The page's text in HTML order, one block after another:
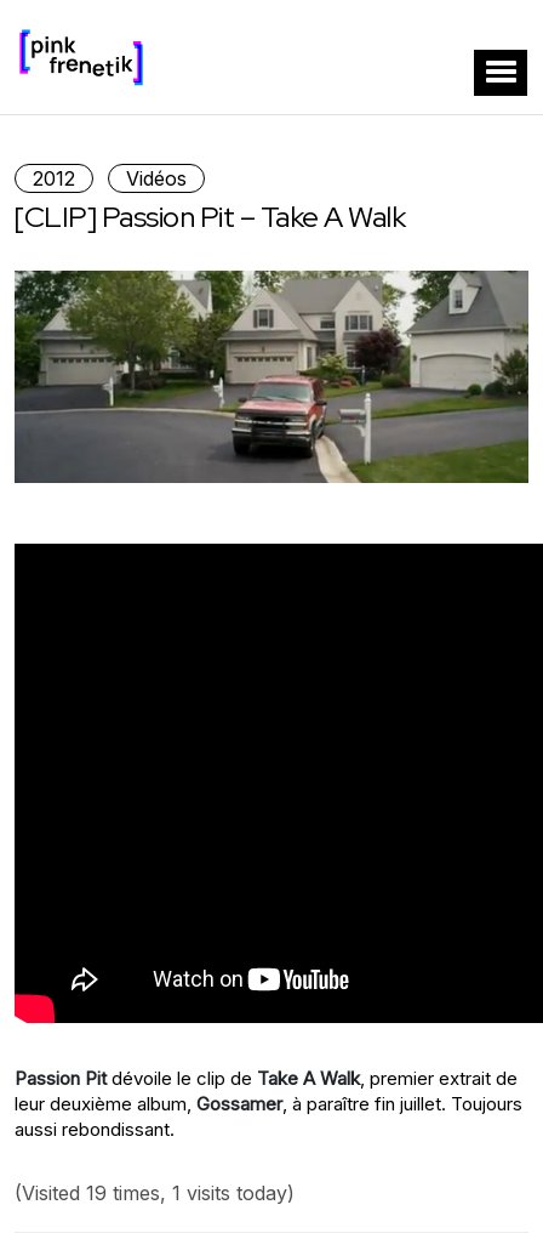
2012 Vidéos
[CLIP] Passion Pit – Take A Walk
Passion Pitdévoile le clip de Take A Walk, premier extrait de
leur deuxième album, Gossamer, à paraître fin juillet. Toujours
aussi rebondissant.
(Visited 19 times, 1 visits today)